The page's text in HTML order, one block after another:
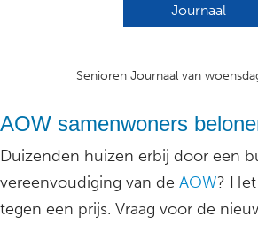
Journaal
Senioren Journaal van
AOW samenwoners
Duizenden huizen erbij door een
vereenvoudiging van de AOW?
tegen een prijs. Vraag voor de